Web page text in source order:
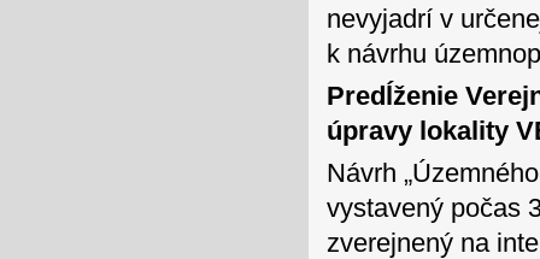
nevyjadrí v
k návrhu
Predĺženie
úpravy lokality
Návrh
vystavený počas
zverejnený na